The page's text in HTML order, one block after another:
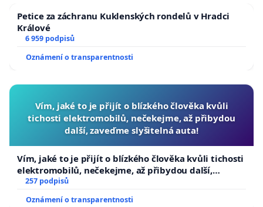
Petice za záchranu Kuklenských rondelů v Hradci
Králové
6 959 podpisů
Oznámení o transparentnosti
Vím, jaké to je přijít o blízkého člověka kvůli
tichosti elektromobilů, nečekejme, až přibydou
další, zaveďme slyšitelná auta!
Vím, jaké to je přijít o blízkého člověka kvůli tichosti
elektromobilů, nečekejme, až přibydou další,
zaveďme slyšitelná auta!
257 podpisů
Oznámení o transparentnosti